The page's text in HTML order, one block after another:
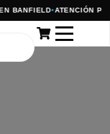
BANFIELD•ATENCIÓN